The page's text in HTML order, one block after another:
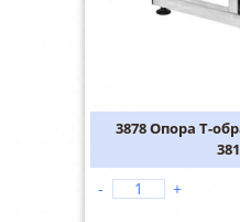
3878 Опора T-
- +